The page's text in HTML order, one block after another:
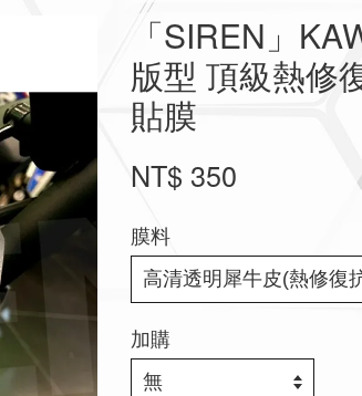
「SIREN」
版型 頂級熱修
貼膜
NT$ 350
膜料
加購